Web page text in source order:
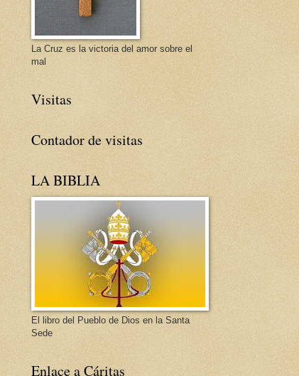
La Cruz es la victoria del amor sobre el
mal
Visitas
Contador de visitas
LA BIBLIA
El libro del Pueblo de Dios en la Santa
Sede
Enlace a Cáritas